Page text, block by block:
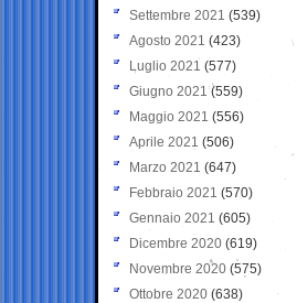
Settembre 2021 (539)
Agosto 2021 (423)
Luglio 2021 (577)
Giugno 2021(559)
Maggio 2021 (556)
Aprile 2021 (506)
Marzo 2021 (647)
Febbraio 2021 (570)
Gennaio 2021 (605)
Dicembre 2020 (619)
Novembre 2020 (575)
Ottobre 2020 (638)